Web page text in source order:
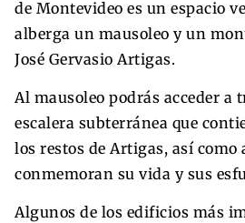
de Montevideo es un espacio
alberga un mausoleo y un
José Gervasio Artigas.
Al mausoleo podrás acceder a
escalera subterránea que
los restos de Artigas, así como
conmemoran su vida y sus
Algunos de los edificios más